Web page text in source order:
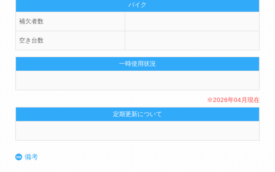
バイク
補欠者数
空き台数
一時使用状況
※2026年04月現在
定期更新について
備考